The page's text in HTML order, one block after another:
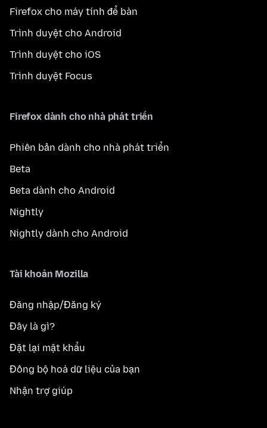
Firefox cho máy tính để bàn
Trình duyệt cho Android
Trình duyệt cho iOS
Trình duyệt Focus
Firefox dành cho nhà phát triển
Phiên bản dành cho nhà phát triển
Beta
Beta dành cho Android
Nightly
Nightly dành cho Android
Tài khoản Mozilla
Đăng nhập/Đăng ký
Đây là gì?
Đặt lại mật khẩu
Đồng bộ hoá dữ liệu của bạn
Nhận trợ giúp